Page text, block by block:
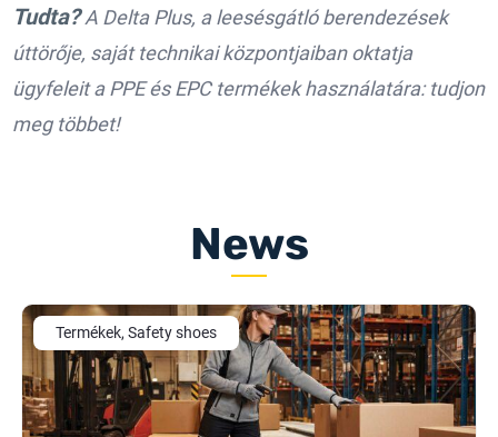
Tudta?A Delta Plus, a leesésgátló berendezések
úttörője, saját technikai központjaiban oktatja
ügyfeleit a PPE és EPC termékek használatára: tudjon
meg többet!
News
Termékek, Safety shoes